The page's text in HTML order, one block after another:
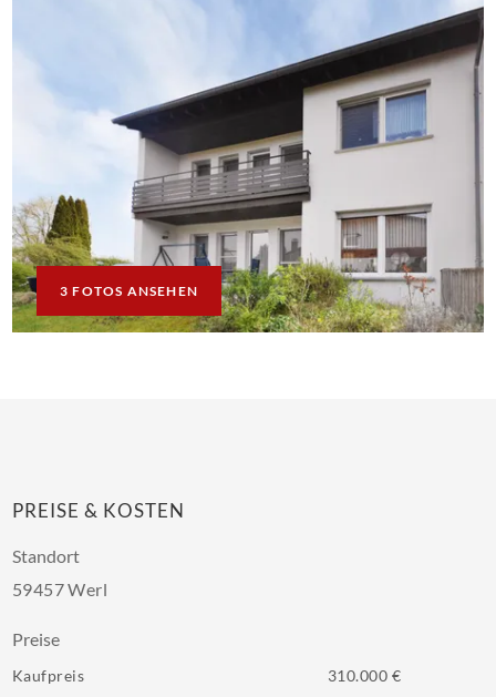
3 FOTOS ANSEHEN
PREISE & KOSTEN
Standort
59457 Werl
Preise
Kaufpreis 310.000 €